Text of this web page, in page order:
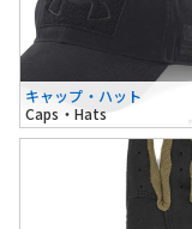
キャップ・ハット
Caps・Hats